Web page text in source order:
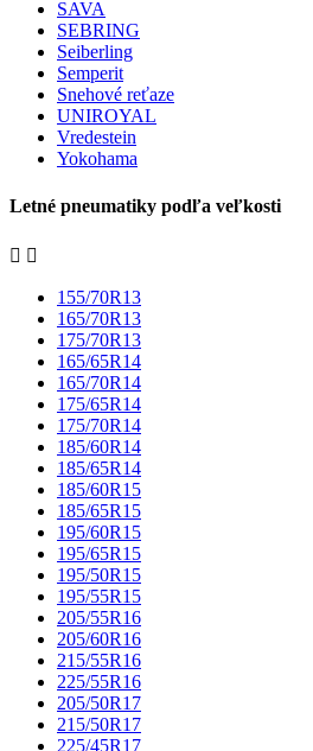
SAVA
SEBRING
Seiberling
Semperit
Snehové reťaze
UNIROYAL
Vredestein
Yokohama
Letné pneumatiky podľa veľkosti
 
155/70R13
165/70R13
175/70R13
165/65R14
165/70R14
175/65R14
175/70R14
185/60R14
185/65R14
185/60R15
185/65R15
195/60R15
195/65R15
195/50R15
195/55R15
205/55R16
205/60R16
215/55R16
225/55R16
205/50R17
215/50R17
225/45R17